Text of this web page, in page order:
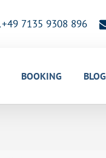
+49 7135 9308 896
BOOKING BLOG